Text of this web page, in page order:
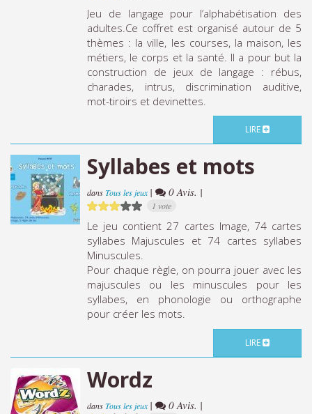
Jeu de langage pour l’alphabétisation des
adultes.Ce coffret est organisé autour de 5
thèmes : la ville, les courses, la maison, les
métiers, le corps et la santé. Il a pour but la
construction de jeux de langage : rébus,
charades, intrus, discrimination auditive,
mot-tiroirs et devinettes.
LIRE
Syllabes et mots
dansTous les jeux| 0 Avis. |
1 vote
Le jeu contient 27 cartes Image, 74 cartes
syllabes Majuscules et 74 cartes syllabes
Minuscules.
Pour chaque règle, on pourra jouer avec les
majuscules ou les minuscules pour les
syllabes, en phonologie ou orthographe
pour créer les mots.
LIRE
Wordz
dansTous les jeux| 0 Avis. |